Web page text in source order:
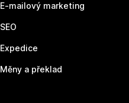
E-mailový marketing
SEO
Expedice
Měny a překlad